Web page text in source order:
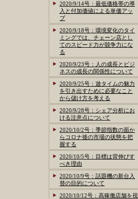
2020/9/14号：最低価格帯の導
入と付加価値による単価アッ
プ
2020/9/18号：環境変化のタイ
ミングでは、チェーン店とし
てのスピード力が競争力にな
る
2020/9/23号：人の成長とビジ
ネスの成長の関係性について
2020/9/25号：遊タイムの魅力
を引き出すために必要なこと
から儲け方を考える
2020/9/28号：シェア分析にお
ける注意点について
2020/10/2号：季節指数の面か
らコロナ後の市場の状態を把
握する
2020/10/5号：目標は背伸びす
べき理由
2020/10/9号：話題機の新台入
替の目的について
2020/10/12号：高稼働店舗を視